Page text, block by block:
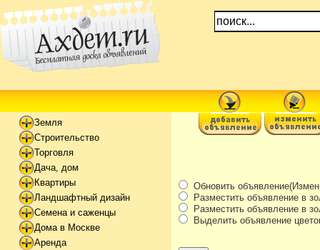
Земля
Строительство
Торговля
Дача, дом
Квартиры
Ландшафтный дизайн
Семена и саженцы
Дома в Москве
Аренда
Обновить
Разместить объявление в
Разместить объявление в
Выделить объявление